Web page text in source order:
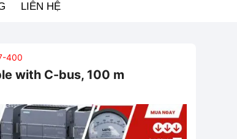
LIÊN HỆ
400
with C-bus, 100 m